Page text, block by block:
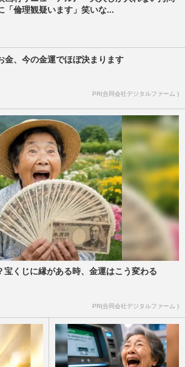
「倫理観疑います」笑いな...
金、今の金運でほぼ決まります
PR(合同会社デジタルファーム )
宝くじに縁がある時、金運はこう変わる
PR(合同会社デジタルファーム )